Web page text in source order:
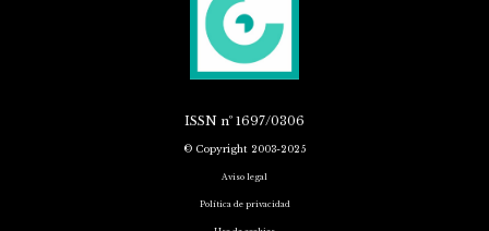
ISSN nº 1697/0306
© Copyright 2003-2025
Aviso legal
Política de privacidad